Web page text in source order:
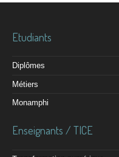
Etudiants
Diplômes
Métiers
Monamphi
Enseignants / TICE